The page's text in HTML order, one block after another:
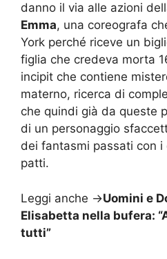
danno il via alle azioni
Emma, una coreografa
York perché riceve un
figlia che credeva morta
incipit che contiene
materno, ricerca di
che quindi già da queste
di un personaggio
dei fantasmi passati con i
patti.
Leggi anche ->Uomini e
Elisabetta nella bufera:
tutti”